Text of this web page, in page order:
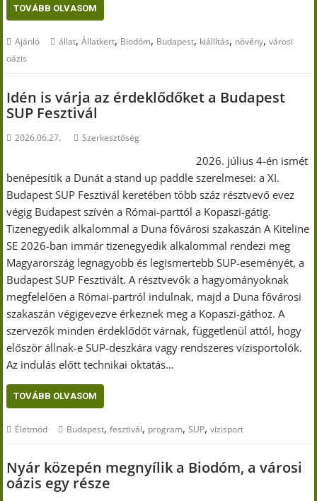
TOVÁBB OLVASOM
Ajánló állat,Állatkert, Biodóm, Budapest, kiállítás, növény,városi
oázis
Idén is várja az érdeklődőket a Budapest
SUP Fesztivál
2026.06.27. Szerkesztőség
2026. július 4-én ismét
benépesítik a Dunát a stand up paddle szerelmesei: a XI.
Budapest SUP Fesztivál keretében több száz résztvevő evez
végig Budapest szívén a Római-parttól a Kopaszi-gátig.
Tizenegyedik alkalommal a Duna fővárosi szakaszán A Kiteline
SE 2026-ban immár tizenegyedik alkalommal rendezi meg
Magyarország legnagyobb és legismertebb SUP-eseményét, a
Budapest SUP Fesztivált. A résztvevők a hagyományoknak
megfelelően a Római-partról indulnak, majd a Duna fővárosi
szakaszán végigevezve érkeznek meg a Kopaszi-gáthoz. A
szervezők minden érdeklődőt várnak, függetlenül attól, hogy
először állnak-e SUP-deszkára vagy rendszeres vízisportolók.
Az indulás előtt technikai oktatás…
TOVÁBB OLVASOM
Életmód Budapest,fesztivál, program,SUP,vízisport
Nyár közepén megnyílik a Biodóm, a városi
oázis egy része